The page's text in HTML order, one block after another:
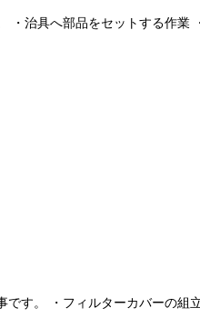
・治具へ部品をセットする作業
す。 ・フィルターカバーの組